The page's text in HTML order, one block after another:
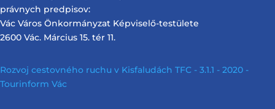
právnych predpisov:
Vác Város Önkormányzat Képviselő-testülete
2600 Vác. Március 15. tér 11.
Rozvoj cestovného ruchu v Kisfaludách TFC - 3.1.1 - 2020 -
Tourinform Vác